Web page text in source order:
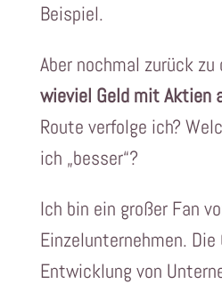
Beispiel.
Aber nochmal zurück zu
wieviel Geld mit Aktien
Route verfolge ich?
ich „besser“?
Ich bin ein großer Fan
Einzelunternehmen.
Entwicklung von